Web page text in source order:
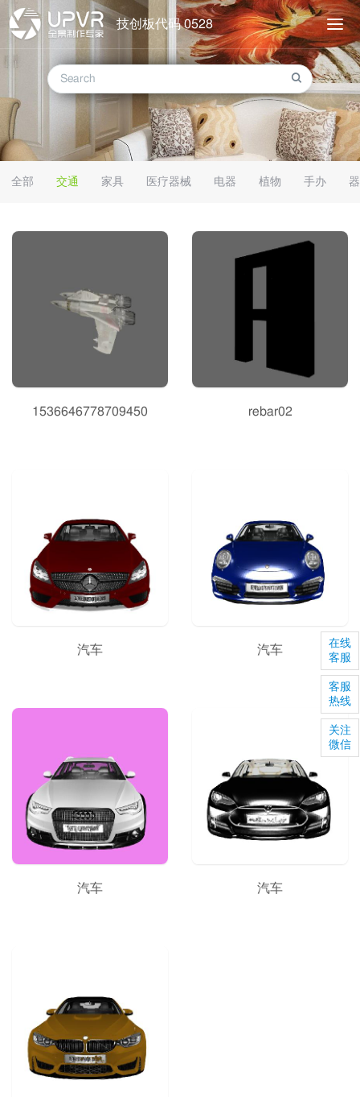
技创板代码 0528
全部 交通 家具 医疗器械 电器 植物 手办
1536646778709450 rebar02
汽车 汽车
汽车 汽车
在线
客服
客服
热线
关注
微信